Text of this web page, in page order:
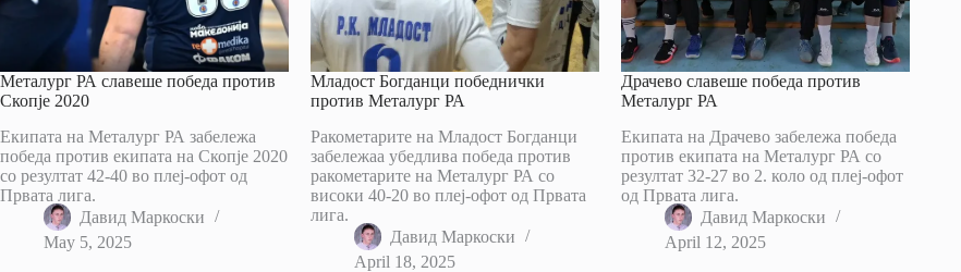
Металург РА славеше победа против
Скопје 2020
Екипата на Металург РА забележа
победа против екипата на Скопје 2020
со резултат 42-40 во плеј-офот од
Првата лига.
Давид Маркоски
May 5, 2025
Младост Богданци победнички
против Металург РА
Ракометарите на Младост Богданци
забележаа убедлива победа против
ракометарите на Металург РА со
високи 40-20 во плеј-офот од Првата
лига.
Давид Маркоски
April 18, 2025
Драчево славеше победа против
Металург РА
Екипата на Драчево забележа победа
против екипата на Металург РА со
резултат 32-27 во 2. коло од плеј-офот
од Првата лига.
Давид Маркоски
April 12, 2025